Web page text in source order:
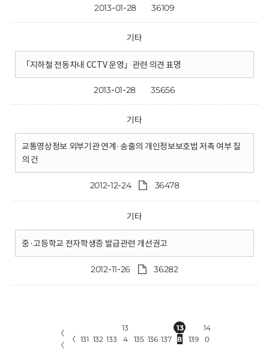
2013-01-28 36109
기타
「지하철 전동차내 CCTV 운영」관련 의견 표명
2013-01-28 35656
기타
교통영상정보 외부기관 연계·송출의 개인정보보호법 저촉 여부 질
의 건
2012-12-24 36478
기타
중·고등학교 전자학생증 발급관련 개선권고
2012-11-26 36282
〈
〈
〈 131 132 133
13
4
135 136 137
13
8
139
14
0